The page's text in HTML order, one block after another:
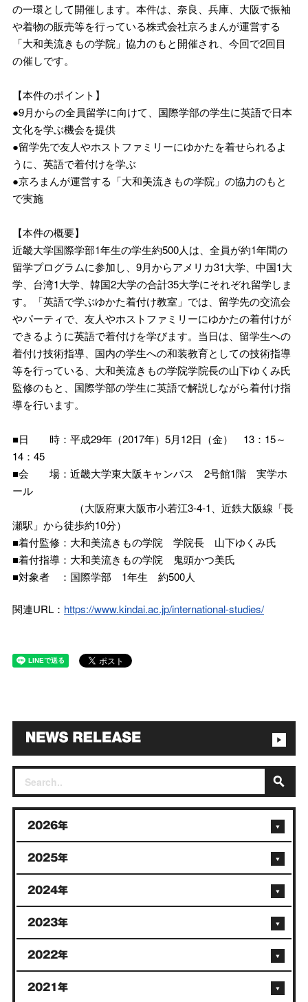
の一環として開催します。本件は、奈良、兵庫、大阪で振袖
や着物の販売等を行っている株式会社京ろまんが運営する
「大和美流きもの学院」協力のもと開催され、今回で2回目
の催しです。
【本件のポイント】
●9月からの全員留学に向けて、国際学部の学生に英語で日本
文化を学ぶ機会を提供
●留学先で友人やホストファミリーにゆかたを着せられるよ
うに、英語で着付けを学ぶ
●京ろまんが運営する「大和美流きもの学院」の協力のもと
で実施
【本件の概要】
近畿大学国際学部1年生の学生約500人は、全員が約1年間の
留学プログラムに参加し、9月からアメリカ31大学、中国1大
学、台湾1大学、韓国2大学の合計35大学にそれぞれ留学しま
す。「英語で学ぶゆかた着付け教室」では、留学先の交流会
やパーティで、友人やホストファミリーにゆかたの着付けが
できるように英語で着付けを学びます。当日は、留学生への
着付け技術指導、国内の学生への和装教育としての技術指導
等を行っている、大和美流きもの学院学院長の山下ゆくみ氏
監修のもと、国際学部の学生に英語で解説しながら着付け指
導を行います。
■日 時：平成29年（2017年）5月12日（金） 13：15～
14：45
■会 場：近畿大学東大阪キャンパス 2号館1階 実学ホ
ール
（大阪府東大阪市小若江3-4-1、近鉄大阪線「長
瀬駅」から徒歩約10分）
■着付監修：大和美流きもの学院 学院長 山下ゆくみ氏
■着付指導：大和美流きもの学院 鬼頭かつ美氏
■対象者 ：国際学部 1年生 約500人
関連URL： https://www.kindai.ac.jp/international-studies/
2026年
2025年
2024年
2023年
2022年
2021年